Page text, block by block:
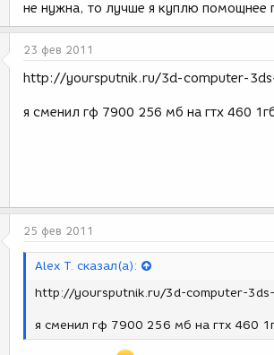
не нужна, то лучше я куплю помощнее
23 фев 2011
http://yoursputnik.ru/3d-computer-
я сменил гф 7900 256 мб на гтх 460
25 фев 2011
Alex T. сказал(а):
http://yoursputnik.ru/3d-computer-
я сменил гф 7900 256 мб на гтх 460